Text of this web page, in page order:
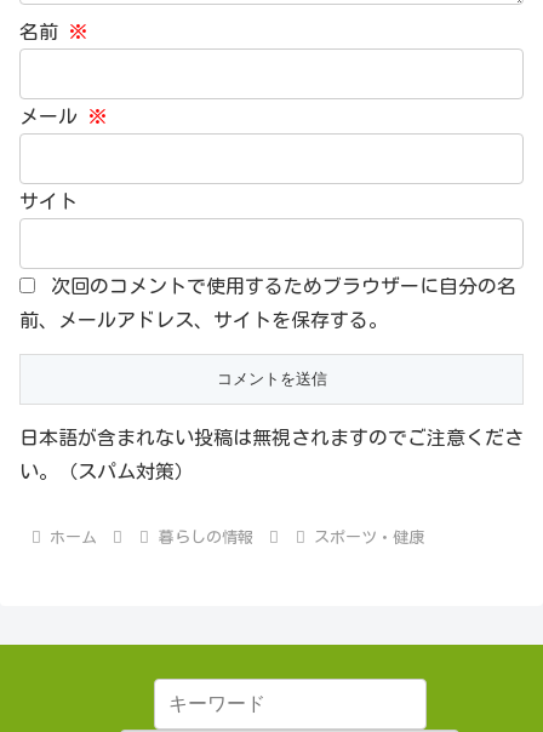
名前 ※
メール ※
サイト
次回のコメントで使用するためブラウザーに自分の名
前、メールアドレス、サイトを保存する。
日本語が含まれない投稿は無視されますのでご注意くださ
い。（スパム対策）
ホーム 暮らしの情報 スポーツ・健康